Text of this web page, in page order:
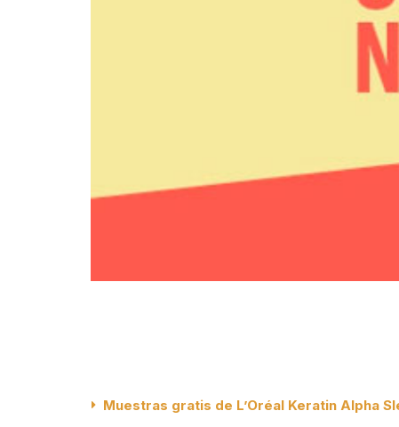
Muestras gratis de L’Oréal Keratin Alpha